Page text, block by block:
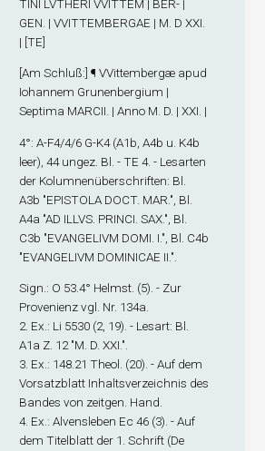
TINI LVTHERI VVITTEM | BER- |
GEN. | VVITTEMBERGAE | M. D XXI.
| [TE]
[Am Schluß:] ¶ VVittembergæ apud
Iohannem Grunenbergium |
Septima MARCII. | Anno M. D. | XXI. |
4°: A-F4/4/6 G-K4(A1b , A4b u. K4b
leer), 44 ungez. Bl. - TE 4. - Lesarten
der Kolumnenüberschriften: Bl.
A3b "EPISTOLA DOCT. MAR.", Bl.
A4a "AD ILLVS. PRINCI. SAX.", Bl.
C3b "EVANGELIVM DOMI. I.", Bl. C4b
"EVANGELIVM DOMINICAE II.".
Sign.: O 53.4° Helmst. (5). - Zur
Provenienz vgl. Nr. 134a.
2. Ex.: Li 5530 (2, 19). - Lesart: Bl.
A1a Z. 12 "M. D. XXI.".
3. Ex.: 148.21 Theol. (20). - Auf dem
Vorsatzblatt Inhaltsverzeichnis des
Bandes von zeitgen. Hand.
4. Ex.: Alvensleben Ec 46 (3). - Auf
dem Titelblatt der 1. Schrift (De